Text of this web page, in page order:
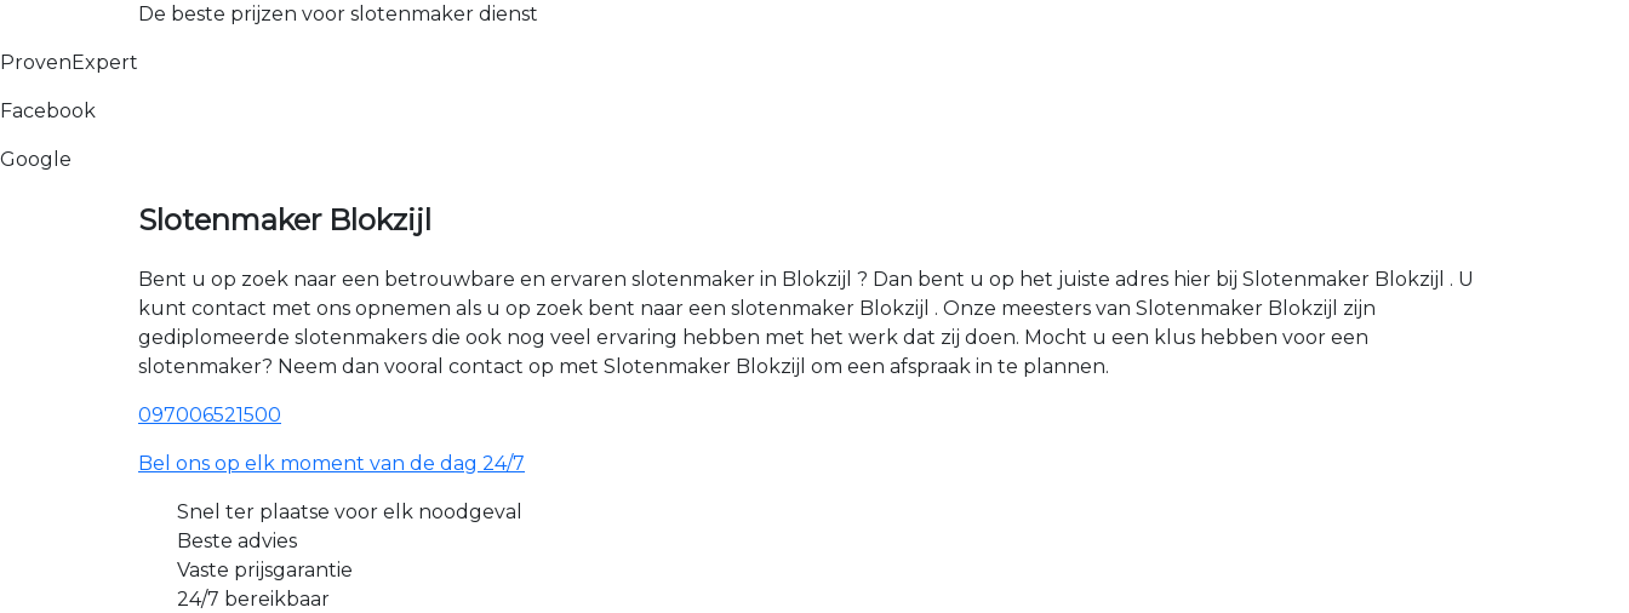
De beste prijzen voor slotenmaker dienst
ProvenExpert
Facebook
Google
Slotenmaker Blokzijl
Bent u op zoek naar een betrouwbare en ervaren slotenmaker in Blokzijl ? Dan bent u op het juiste adres hier bij Slotenmaker Blokzijl . U
kunt contact met ons opnemen als u op zoek bent naar een slotenmaker Blokzijl . Onze meesters van Slotenmaker Blokzijl zijn
gediplomeerde slotenmakers die ook nog veel ervaring hebben met het werk dat zij doen. Mocht u een klus hebben voor een
slotenmaker? Neem dan vooral contact op met Slotenmaker Blokzijl om een afspraak in te plannen.
097006521500
Bel ons op elk moment van de dag 24/7
Snel ter plaatse voor elk noodgeval
Beste advies
Vaste prijsgarantie
24/7 bereikbaar